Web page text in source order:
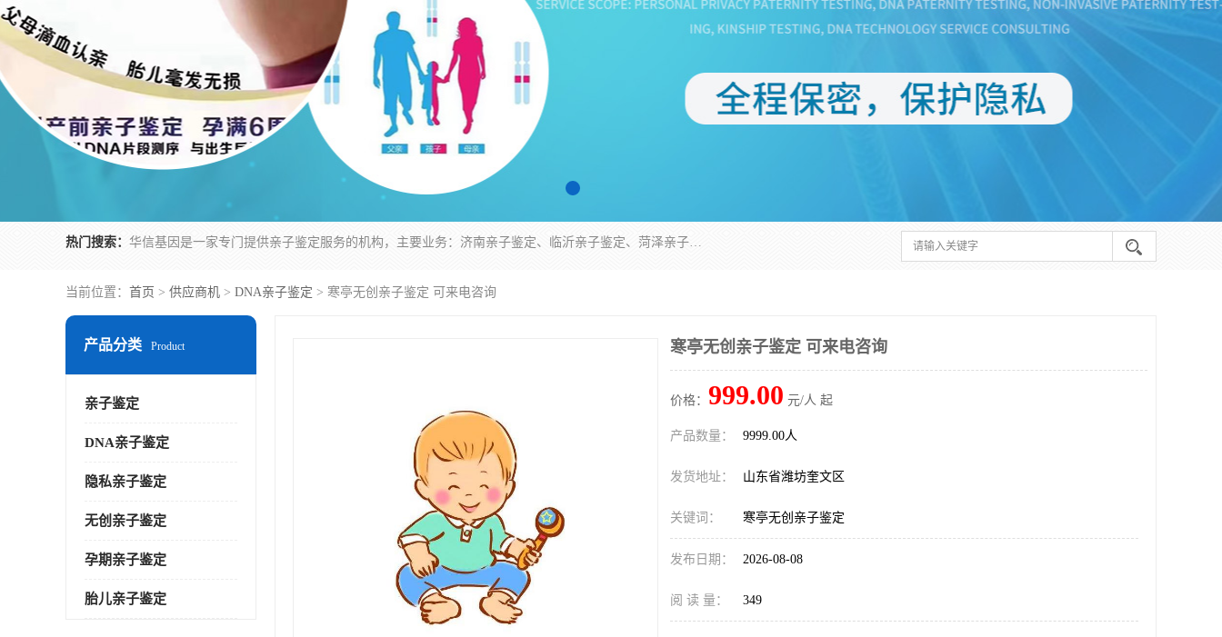
热门搜索： 华信基因是一家专门提供亲子鉴定服务的机构，主要业务：济南亲子鉴定、临沂亲子鉴定、菏泽亲子鉴定、淄博亲子鉴定、青岛亲子鉴定、日照亲子鉴定、临朐亲子鉴定、寿光亲子鉴定等，联合广州、上海、北京、深圳、杭州、武汉、成都、合肥、贵阳、沈阳等地区有法医物证鉴定机构及基因检测公司，为国内外客户提供便捷的DNA鉴定服务。
当前位置： 首页 > 供应商机 > DNA亲子鉴定 > 寒亭无创亲子鉴定 可来电咨询
产品分类 Product
亲子鉴定
DNA亲子鉴定
隐私亲子鉴定
无创亲子鉴定
孕期亲子鉴定
胎儿亲子鉴定
寒亭无创亲子鉴定 可来电咨询
价格： 999.00 元/人 起
产品数量： 9999.00人
发货地址： 山东省潍坊奎文区
关键词： 寒亭无创亲子鉴定
发布日期： 2026-08-08
阅 读 量： 349